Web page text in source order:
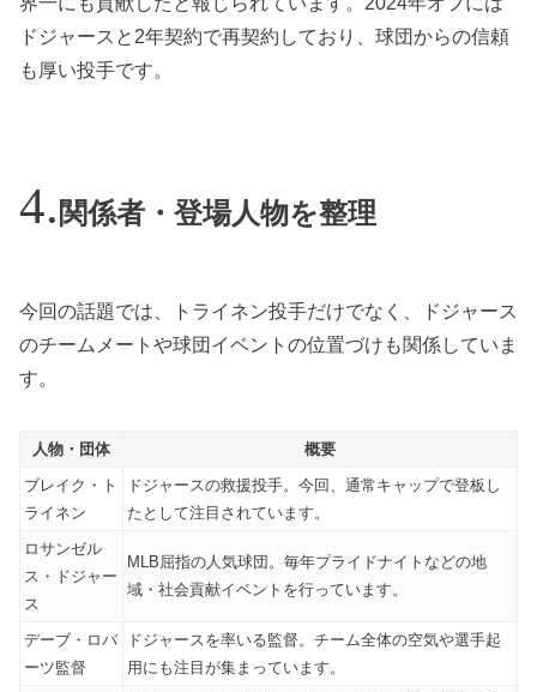
ドジャースと2年契約で再契約しており、球団からの信頼
も厚い投手です。
関係者・登場人物を整理
今回の話題では、トライネン投手だけでなく、ドジャース
のチームメートや球団イベントの位置づけも関係していま
す。
人物・団体
概要
ブレイク・ト
ライネン
ドジャースの救援投手。今回、通常キャップで登板し
たとして注目されています。
ロサンゼル
ス・ドジャー
ス
MLB屈指の人気球団。毎年プライドナイトなどの地
域・社会貢献イベントを行っています。
デーブ・ロバ
ーツ監督
ドジャースを率いる監督。チーム全体の空気や選手起
用にも注目が集まっています。